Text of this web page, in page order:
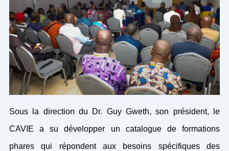
Sous la direction du Dr. Guy Gweth, son président, le
CAVIE a su développer un catalogue de formations
phares qui répondent aux besoins spécifiques des